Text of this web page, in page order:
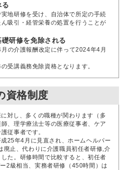
地研修を受け、自治体で所定の手続
吸引・経管栄養の処置を行うことが
研修を免除される
の介護報酬改定に伴って2024年4月
受講義務免除資格となります。
資格制度
対し、多くの職種が関わります（多
、理学療法士等の医療従事者、ケア
従事者です。
25年4月に見直され、ホームヘルパー
廃止、代わりに介護職員初任者研修,介
た。研修時間で比較すると、初任者
2級相当、実務者研修（450時間）は